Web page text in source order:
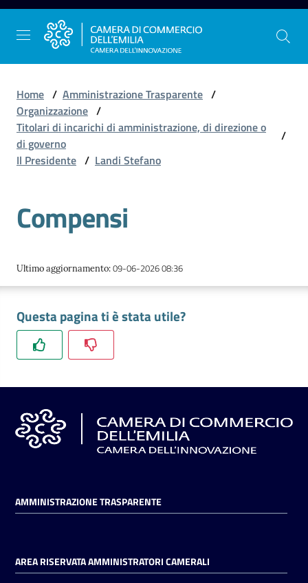
Vai al contenuto
Vai alla navigazione
Vai al footer
La
Camera
Gestire
l'impresa
e
territorio
Tutelare
l'Impresa
in
digitale
Home / Amministrazione Trasparente /
Organizzazione /
Titolari di incarichi di amministrazione, di direzione o
di governo
/
Il Presidente / Landi Stefano
Compensi
Ultimo aggiornamento:09-06-2026 08:36
Questa pagina ti è stata utile?
AMMINISTRAZIONE TRASPARENTE
AREA RISERVATA AMMINISTRATORI CAMERALI